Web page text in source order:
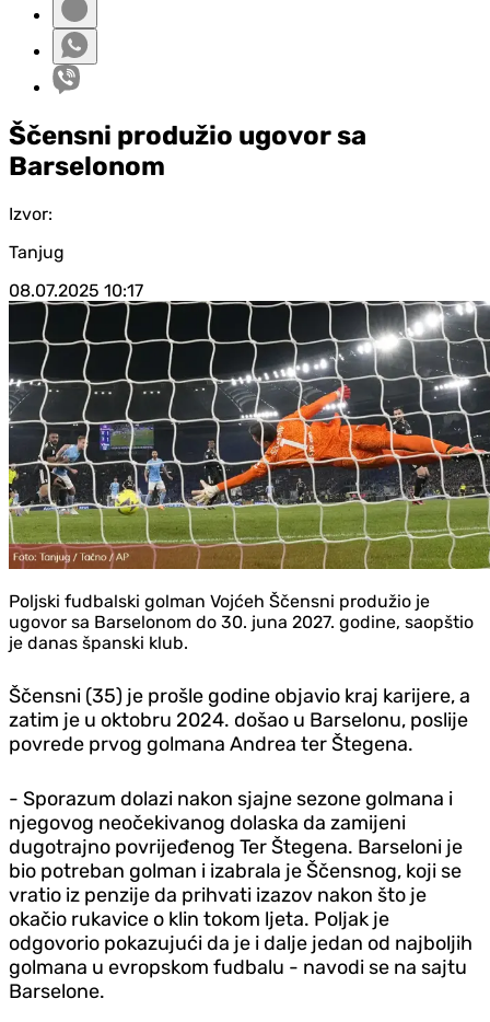
Ščensni produžio ugovor sa
Barselonom
Izvor:
Tanjug
08.07.2025 10:17
Poljski fudbalski golman Vojćeh Ščensni produžio je
ugovor sa Barselonom do 30. juna 2027. godine, saopštio
je danas španski klub.
Ščensni (35) je prošle godine objavio kraj karijere, a
zatim je u oktobru 2024. došao u Barselonu, poslije
povrede prvog golmana Andrea ter Štegena.
- Sporazum dolazi nakon sjajne sezone golmana i
njegovog neočekivanog dolaska da zamijeni
dugotrajno povrijeđenog Ter Štegena. Barseloni je
bio potreban golman i izabrala je Ščensnog, koji se
vratio iz penzije da prihvati izazov nakon što je
okačio rukavice o klin tokom ljeta. Poljak je
odgovorio pokazujući da je i dalje jedan od najboljih
golmana u evropskom fudbalu - navodi se na sajtu
Barselone.